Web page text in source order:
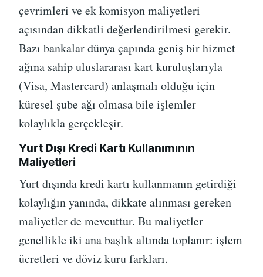
çevrimleri ve ek komisyon maliyetleri
açısından dikkatli değerlendirilmesi gerekir.
Bazı bankalar dünya çapında geniş bir hizmet
ağına sahip uluslararası kart kuruluşlarıyla
(Visa, Mastercard) anlaşmalı olduğu için
küresel şube ağı olmasa bile işlemler
kolaylıkla gerçekleşir.
Yurt Dışı Kredi Kartı Kullanımının
Maliyetleri
Yurt dışında kredi kartı kullanmanın getirdiği
kolaylığın yanında, dikkate alınması gereken
maliyetler de mevcuttur. Bu maliyetler
genellikle iki ana başlık altında toplanır: işlem
ücretleri ve döviz kuru farkları.